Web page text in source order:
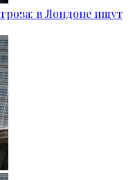
в Лондоне ищут